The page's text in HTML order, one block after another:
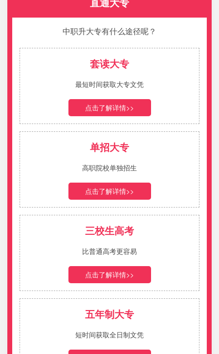
吴同学 江西工商技工学校 2021-04-03
江西工商技工学校
江西工业技工学校
江西工商技工学校
南昌理工技工学校
曹同学 新余司法警官学校 2021-04-09
新余司法警官学校
新余司法警官学校
江西工商技工学校
报名火热进行中！
中职升大专有什么途径呢？
套读大专
最短时间获取大专文凭
点击了解详情>>
单招大专
高职院校单独招生
点击了解详情>>
三校生高考
比普通高考更容易
点击了解详情>>
五年制大专
短时间获取全日制文凭